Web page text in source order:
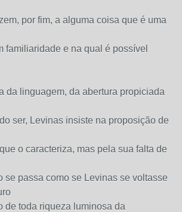
por fim, a alguma coisa que é uma
familiaridade e na qual é possível
da linguagem, da abertura propiciada
ser, Levinas insiste na proposição de
o caracteriza, mas pela sua falta de
se passa como se Levinas se voltasse
de toda riqueza luminosa da